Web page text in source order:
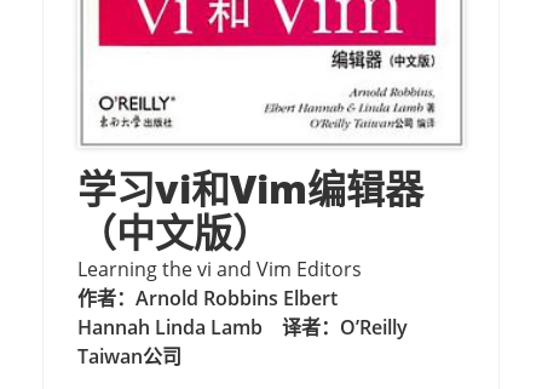
学习vi和Vim编辑器
（中文版）
Learning the vi and Vim Editors
作者：Arnold Robbins Elbert
Hannah Linda Lamb
译者：O’Reilly
Taiwan公司